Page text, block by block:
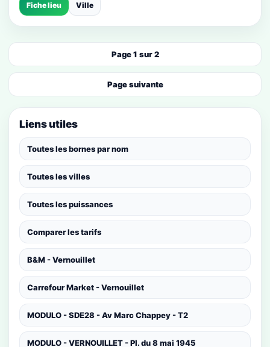
Fiche lieu Ville
Page 1 sur 2
Page suivante
Liens utiles
Toutes les bornes par nom
Toutes les villes
Toutes les puissances
Comparer les tarifs
B&M - Vernouillet
Carrefour Market - Vernouillet
MODULO - SDE28 - Av Marc Chappey - T2
MODULO - VERNOUILLET - Pl. du 8 mai 1945